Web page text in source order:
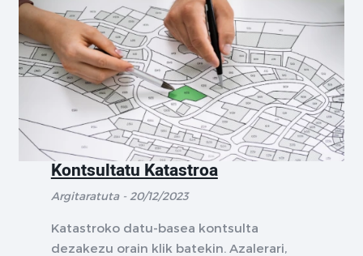
Kontsultatu Katastroa
Argitaratuta - 20/12/2023
Katastroko datu-basea kontsulta
dezakezu orain klik batekin. Azalerari,